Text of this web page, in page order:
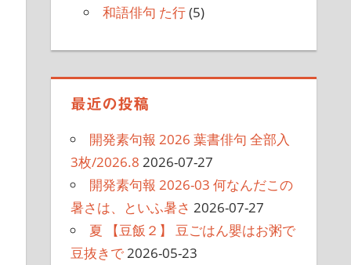
和語俳句 た行(5)
最近の投稿
開発素句報 2026 葉書俳句 全部入
3枚/2026.8 2026-07-27
開発素句報 2026-03 何なんだこの
暑さは、といふ暑さ 2026-07-27
夏 【豆飯２】 豆ごはん嬰はお粥で
豆抜きで2026-05-23